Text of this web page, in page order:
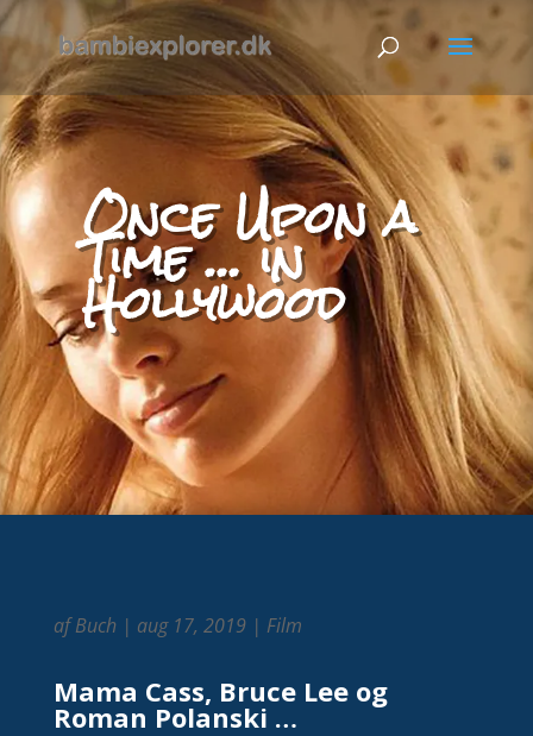
Once Upon a
Time … in
Hollywood
afBuch| aug 17, 2019| Film
Mama Cass, Bruce Lee og
Roman Polanski …